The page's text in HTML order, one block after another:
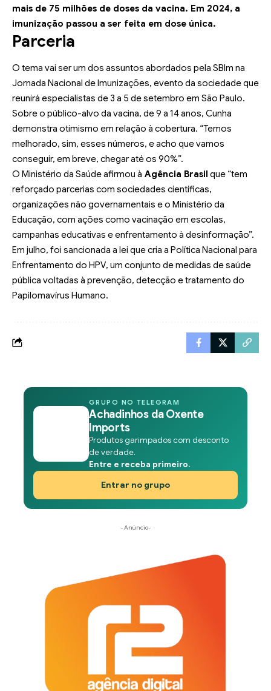
mais de 75 milhões de doses da vacina. Em 2024, a
imunização passou a ser feita em dose única.
Parceria
O tema vai ser um dos assuntos abordados pela SBIm na
Jornada Nacional de Imunizações, evento da sociedade que
reunirá especialistas de 3 a 5 de setembro em São Paulo.
Sobre o público-alvo da vacina, de 9 a 14 anos, Cunha
demonstra otimismo em relação à cobertura. “Temos
melhorado, sim, esses números, e acho que vamos
conseguir, em breve, chegar até os 90%”.
O Ministério da Saúde afirmou à Agência Brasil que “tem
reforçado parcerias com sociedades científicas,
organizações não governamentais e o Ministério da
Educação, com ações como vacinação em escolas,
campanhas educativas e enfrentamento à desinformação”.
Em julho, foi sancionada a lei que cria a Política Nacional para
Enfrentamento do HPV, um conjunto de medidas de saúde
pública voltadas à prevenção, detecção e tratamento do
Papilomavírus Humano.
GRUPO NO TELEGRAM
Achadinhos da Oxente
Imports
Produtos garimpados com desconto
de verdade.
Entre e receba primeiro.
Entrar no grupo
- Anúncio-